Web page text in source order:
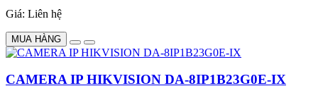
Giá: Liên hệ
MUA HÀNG
CAMERA IP HIKVISION DA-8IP1B23G0E-IX